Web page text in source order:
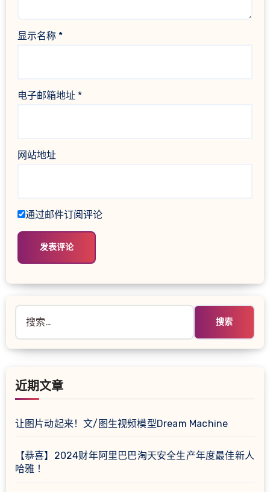
显示名称 *
电子邮箱地址 *
网站地址
通过邮件订阅评论
索：
近期文章
让图片动起来！文/图生视频模型Dream Machine
【恭喜】2024财年阿里巴巴淘天安全生产年度最佳新人
哈雅 ！